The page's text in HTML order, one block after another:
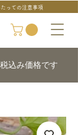
っての注意事項
込み価格です